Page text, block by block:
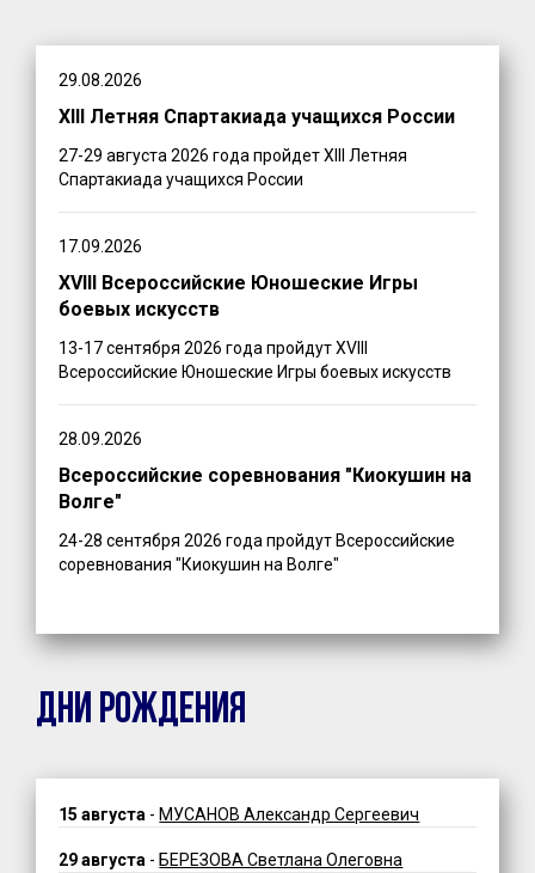
29.08.2026
XIII Летняя Спартакиада учащихся России
27-29 августа 2026 года пройдет XIII Летняя
Спартакиада учащихся России
17.09.2026
XVIII Всероссийские Юношеские Игры
боевых искусств
13-17 сентября 2026 года пройдут XVIII
Всероссийские Юношеские Игры боевых искусств
28.09.2026
Всероссийские соревнования "Киокушин на
Волге"
24-28 сентября 2026 года пройдут Всероссийские
соревнования "Киокушин на Волге"
ДНИ РОЖДЕНИЯ
15 августа - МУСАНОВ Александр Сергеевич
29 августа - БЕРЕЗОВА Светлана Олеговна